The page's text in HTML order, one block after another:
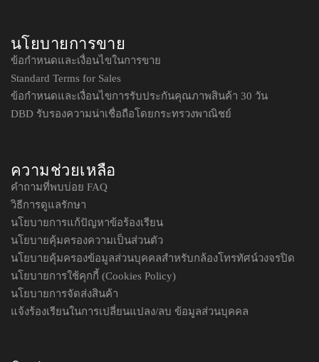
นโยบายการขาย
ข้อกำหนดและเงื่อนไขในการขาย
Standard Terms for Sales
ข้อกำหนดและเงื่อนไขการรับประกันคุณภาพสินค้า 30 วัน
DBD รับรองความน่าเชื่อถือโดยกระทรวงพาณิชย์
ความช่วยเหลือ
คำถามที่พบบ่อย FAQ
วิธีการดูแลรักษา
นโยบายการแก้ปัญหาข้อร้องเรียน
นโยบายคุ้มครองความเป็นส่วนตัว
นโยบายคุ้มครองข้อมูลส่วนบุคคลสำหรับกล้องโทรทัศน์วงจรปิด
นโยบายการใช้คุกกี้ (Cookies Policy)
นโยบายการจัดส่งสินค้า
แจ้งร้องเรียนในการเปลี่ยนแปลง/ลบ ข้อมูลส่วนบุคคล